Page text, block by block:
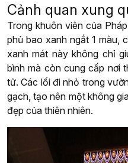
Cảnh quan xung
Trong khuôn viên của
phủ bao xanh ngắt 1 màu,
xanh mát này không chỉ
bình mà còn cung cấp nơi
tử. Các lối đi nhỏ trong
gạch, tạo nên một không
đẹp của thiên nhiên.